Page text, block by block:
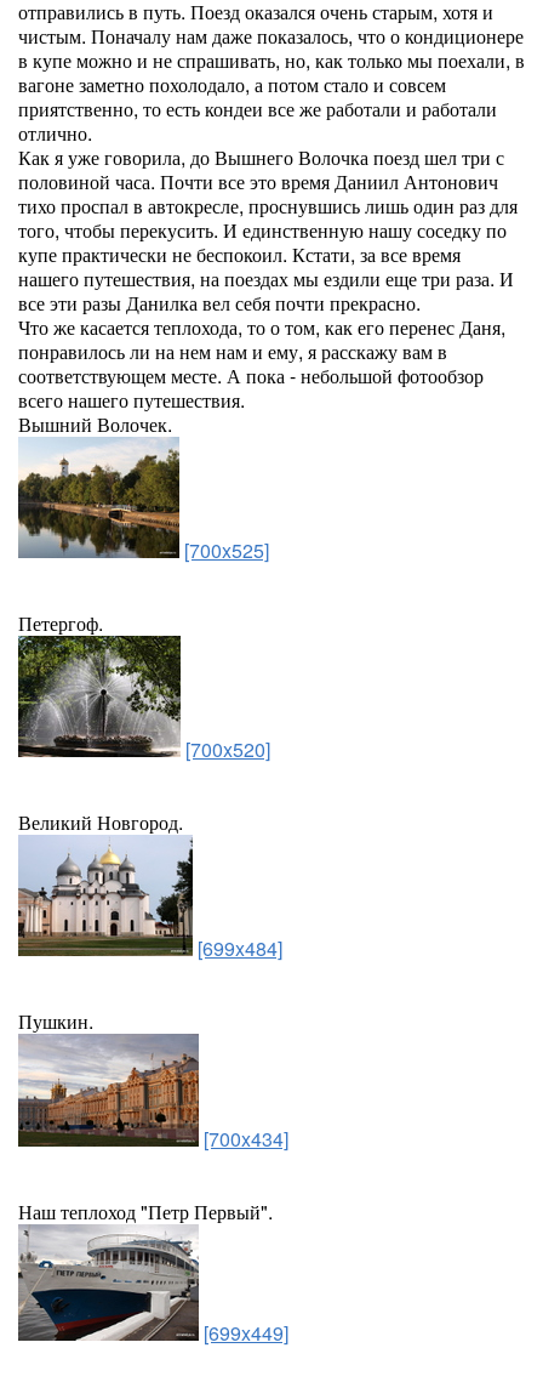
отправились в путь. Поезд оказался очень старым, хотя и
чистым. Поначалу нам даже показалось, что о кондиционере
в купе можно и не спрашивать, но, как только мы поехали, в
вагоне заметно похолодало, а потом стало и совсем
приятственно, то есть кондеи все же работали и работали
отлично.
Как я уже говорила, до Вышнего Волочка поезд шел три с
половиной часа. Почти все это время Даниил Антонович
тихо проспал в автокресле, проснувшись лишь один раз для
того, чтобы перекусить. И единственную нашу соседку по
купе практически не беспокоил. Кстати, за все время
нашего путешествия, на поездах мы ездили еще три раза. И
все эти разы Данилка вел себя почти прекрасно.
Что же касается теплохода, то о том, как его перенес Даня,
понравилось ли на нем нам и ему, я расскажу вам в
соответствующем месте. А пока - небольшой фотообзор
всего нашего путешествия.
Вышний Волочек.
[700x525]
Петергоф.
[700x520]
Великий Новгород.
[699x484]
Пушкин.
[700x434]
Наш теплоход "Петр Первый".
[699x449]